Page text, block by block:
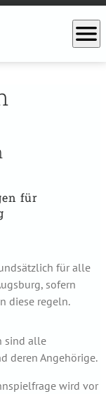
menu
für
für alle
sofern
diese regeln.
sind alle
deren Angehörige.
wird vor